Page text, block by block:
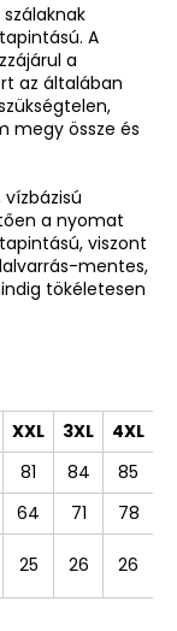
A
a
az általában
megy össze és
a nyomat
viszont
mentes,
tökéletesen
XXL 3XL
4XL
81 84
85
64 71
78
25 26 26